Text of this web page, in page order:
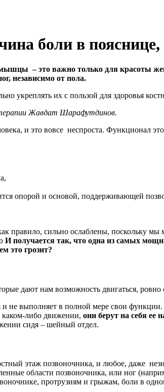
боли в пояснице,
– это важно только для красоты
независимо от пола.
укреплять их с пользой для здоровья
Жавдат Шарафутдинов.
и это вовсе неспроста. Функционал
опорой и основой, поддерживающей
правило, сильно ослаблены, поскольку
И получается так, что одна из самых
это грозит?
дают нам возможность двигаться, ровно
и не выполняет в полной мере свои
либо движении, они берут на себя ее
сидя – шейный отдел.
этаж позвоночника, и любое, даже
области позвоночника, или ног
протрузиям и грыжам, боли в